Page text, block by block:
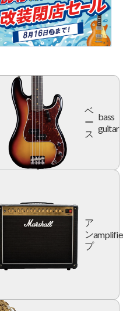
ベ
ー
ス
bass
guitar
ア
ン
プ